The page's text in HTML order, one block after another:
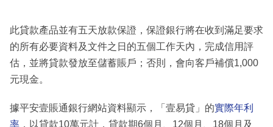
此貸款產品並有五天放款保證，保證銀行將在收到滿足要求
的所有必要資料及文件之日的五個工作天內，完成信用評
估，並將貸款發放至儲蓄賬戶；否則，會向客戶補償1,000
元現金。
據平安壹賬通銀行網站資料顯示，「壹易貸」的實際年利
率 ，以貸款10萬元計，貸款期6個月、12個月、18個月及